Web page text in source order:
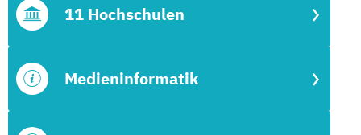
Medieninformatik
11 Hochschulen